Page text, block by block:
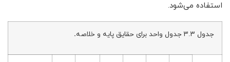
استفاده می‌شود.
جدول ۳.۳ جدول واحد برای حقایق پایه و خلاصه .